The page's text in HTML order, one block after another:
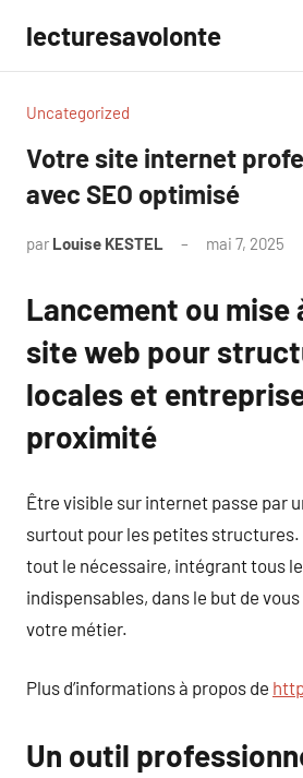
contenu
lecturesavolonte
Uncategorized
Votre site internet
avec SEO optimisé
par Louise KESTEL mai 7, 2025
Lancement ou mise
site web pour
locales et
proximité
Être visible sur internet passe par
surtout pour les petites
tout le nécessaire, intégrant tous
indispensables, dans le but de
votre métier.
Plus d’informations à propos de
Un outil